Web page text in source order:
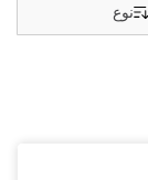
نوع